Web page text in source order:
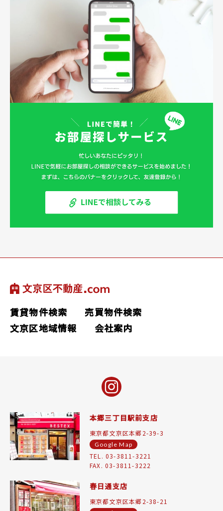
賃貸物件検索
売買物件検索
文京区地域情報
会社案内
本郷三丁目駅前支店
東京都文京区本郷2-39-3
Google Map
TEL. 03-3811-3221
FAX. 03-3811-3222
春日通支店
東京都文京区本郷2-38-21